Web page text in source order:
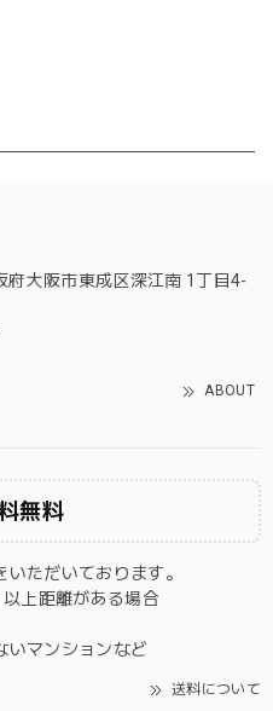
府大阪市東成区深江南 1丁目4-
ABOUT
無料
ただいております。
上距離がある場合
いマンションなど
送料について